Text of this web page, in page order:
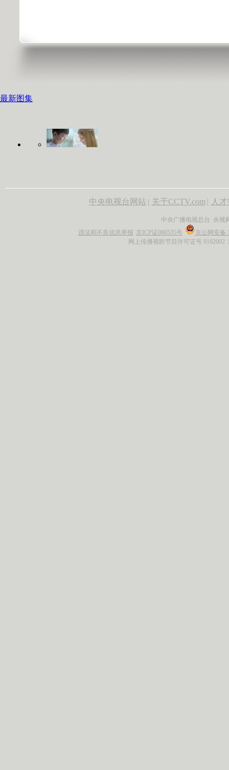
最新图集
中央电视台网站 | 关于CCTV.com | 人
中央广播电视总台 央视
违法和不良信息举报 京ICP证060535号
京公网安备
网上传播视听节目许可证号 0102002